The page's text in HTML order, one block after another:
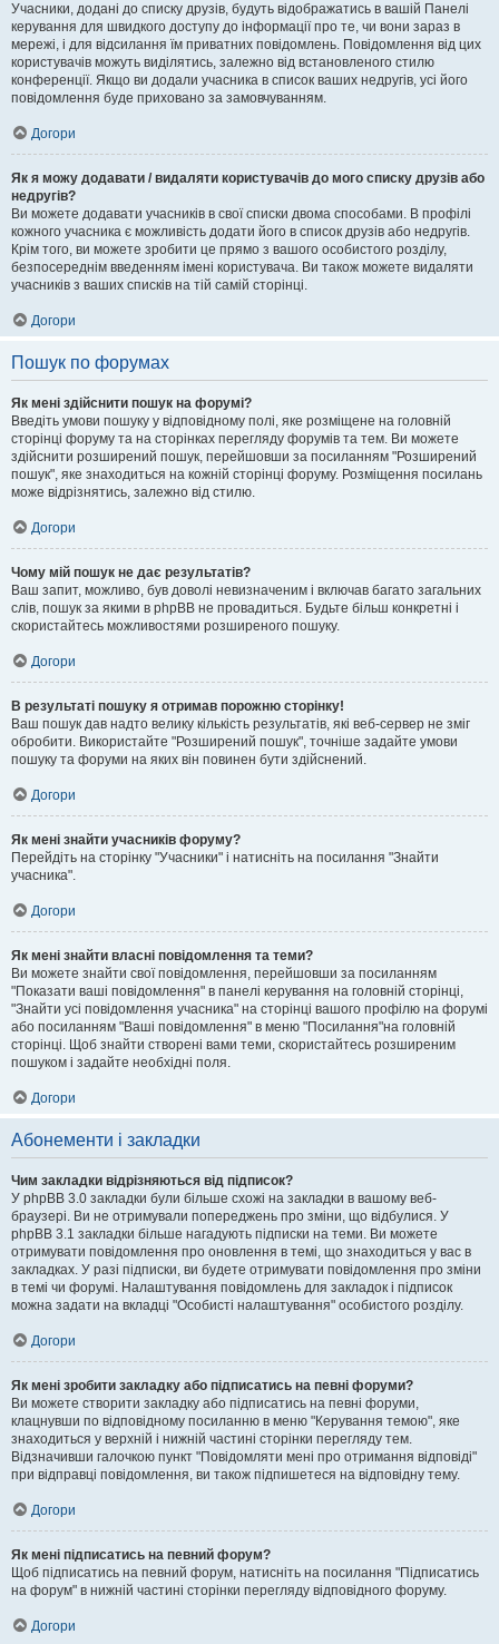
Учасники, додані до списку друзів, будуть відображатись в вашій Панелі
керування для швидкого доступу до інформації про те, чи вони зараз в
мережі, і для відсилання їм приватних повідомлень. Повідомлення від цих
користувачів можуть виділятись, залежно від встановленого стилю
конференції. Якщо ви додали учасника в список ваших недругів, усі його
повідомлення буде приховано за замовчуванням.
Догори
Як я можу додавати / видаляти користувачів до мого списку друзів або
недругів?
Ви можете додавати учасників в свої списки двома способами. В профілі
кожного учасника є можливість додати його в список друзів або недругів.
Крім того, ви можете зробити це прямо з вашого особистого розділу,
безпосереднім введенням імені користувача. Ви також можете видаляти
учасників з ваших списків на тій самій сторінці.
Догори
Пошук по форумах
Як мені здійснити пошук на форумі?
Введіть умови пошуку у відповідному полі, яке розміщене на головній
сторінці форуму та на сторінках перегляду форумів та тем. Ви можете
здійснити розширений пошук, перейшовши за посиланням "Розширений
пошук", яке знаходиться на кожній сторінці форуму. Розміщення посилань
може відрізнятись, залежно від стилю.
Догори
Чому мій пошук не дає результатів?
Ваш запит, можливо, був доволі невизначеним і включав багато загальних
слів, пошук за якими в phpBB не провадиться. Будьте більш конкретні і
скористайтесь можливостями розширеного пошуку.
Догори
В результаті пошуку я отримав порожню сторінку!
Ваш пошук дав надто велику кількість результатів, які веб-сервер не зміг
обробити. Використайте "Розширений пошук", точніше задайте умови
пошуку та форуми на яких він повинен бути здійснений.
Догори
Як мені знайти учасників форуму?
Перейдіть на сторінку "Учасники" і натисніть на посилання "Знайти
учасника".
Догори
Як мені знайти власні повідомлення та теми?
Ви можете знайти свої повідомлення, перейшовши за посиланням
"Показати ваші повідомлення" в панелі керування на головній сторінці,
"Знайти усі повідомлення учасника" на сторінці вашого профілю на форумі
або посиланням "Ваші повідомлення" в меню "Посилання"на головній
сторінці. Щоб знайти створені вами теми, скористайтесь розширеним
пошуком і задайте необхідні поля.
Догори
Абонементи і закладки
Чим закладки відрізняються від підписок?
У phpBB 3.0 закладки були більше схожі на закладки в вашому веб-
браузері. Ви не отримували попереджень про зміни, що відбулися. У
phpBB 3.1 закладки більше нагадують підписки на теми. Ви можете
отримувати повідомлення про оновлення в темі, що знаходиться у вас в
закладках. У разі підписки, ви будете отримувати повідомлення про зміни
в темі чи форумі. Налаштування повідомлень для закладок і підписок
можна задати на вкладці "Особисті налаштування" особистого розділу.
Догори
Як мені зробити закладку або підписатись на певні форуми?
Ви можете створити закладку або підписатись на певні форуми,
клацнувши по відповідному посиланню в меню "Керування темою", яке
знаходиться у верхній і нижній частині сторінки перегляду тем.
Відзначивши галочкою пункт "Повідомляти мені про отримання відповіді"
при відправці повідомлення, ви також підпишетеся на відповідну тему.
Догори
Як мені підписатись на певний форум?
Щоб підписатись на певний форум, натисніть на посилання "Підписатись
на форум" в нижній частині сторінки перегляду відповідного форуму.
Догори